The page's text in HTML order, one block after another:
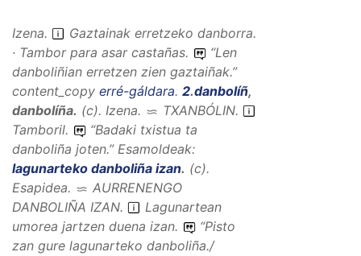
Izena.
Gaztainak erretzeko danborra.
· Tambor para asar castañas.
“Len
danboliñian erretzen zien gaztaiñak.”
content_copy erré-gáldara. 2.danbolíñ,
danbolíña. (c). Izena. TXANBÓLIN.
Tamboril.
“Badaki txistua ta
danboliña joten.” Esamoldeak:
lagunarteko danboliña izan. (c).
Esapidea.
AURRENENGO
DANBOLIÑA IZAN.
Lagunartean
umorea jartzen duena izan.
“Pisto
zan gure lagunarteko danboliña./